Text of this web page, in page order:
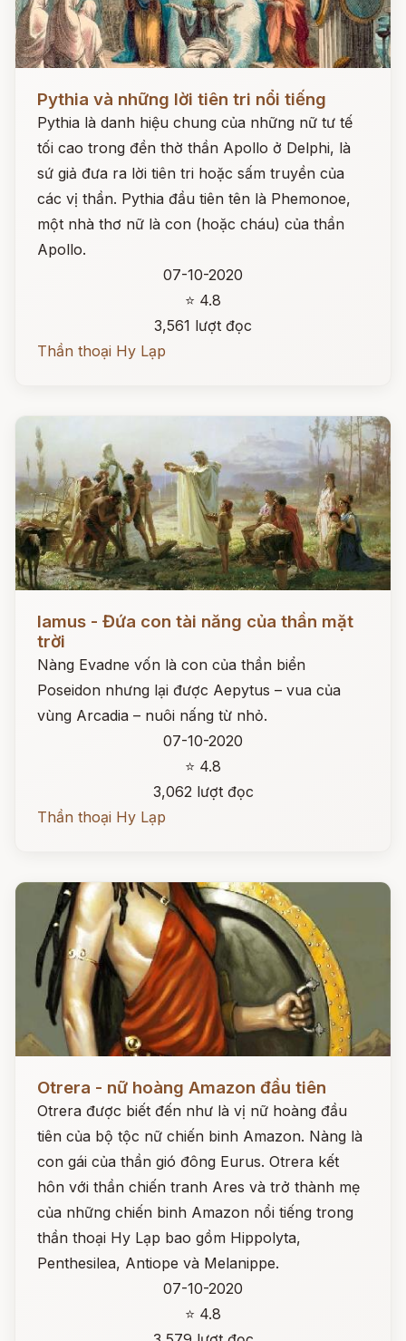
Pythia và những lời tiên tri nổi tiếng
Pythia là danh hiệu chung của những nữ tư tế
tối cao trong đền thờ thần Apollo ở Delphi, là
sứ giả đưa ra lời tiên tri hoặc sấm truyền của
các vị thần. Pythia đầu tiên tên là Phemonoe,
một nhà thơ nữ là con (hoặc cháu) của thần
Apollo.
07-10-2020
⭐ 4.8
3,561 lượt đọc
Thần thoại Hy Lạp
Iamus - Đứa con tài năng của thần mặt
trời
Nàng Evadne vốn là con của thần biển
Poseidon nhưng lại được Aepytus – vua của
vùng Arcadia – nuôi nấng từ nhỏ.
07-10-2020
⭐ 4.8
3,062 lượt đọc
Thần thoại Hy Lạp
Otrera - nữ hoàng Amazon đầu tiên
Otrera được biết đến như là vị nữ hoàng đầu
tiên của bộ tộc nữ chiến binh Amazon. Nàng là
con gái của thần gió đông Eurus. Otrera kết
hôn với thần chiến tranh Ares và trở thành mẹ
của những chiến binh Amazon nổi tiếng trong
thần thoại Hy Lạp bao gồm Hippolyta,
Penthesilea, Antiope và Melanippe.
07-10-2020
⭐ 4.8